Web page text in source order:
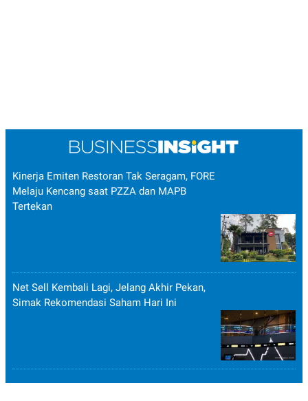
Kinerja Emiten Restoran Tak Seragam, FORE
Melaju Kencang saat PZZA dan MAPB
Tertekan
Net Sell Kembali Lagi, Jelang Akhir Pekan,
Simak Rekomendasi Saham Hari Ini